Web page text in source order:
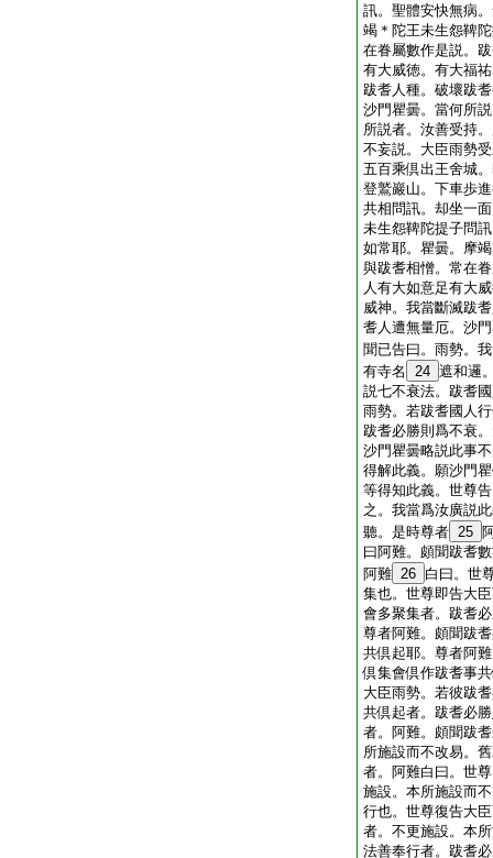
訊。聖體安快無病
竭＊陀王未生怨鞞
在眷屬數作是説。
有大威徳。有大福
跋耆人種。破壞跋
沙門瞿曇。當何所
所説者。汝善受持
不妄説。大臣雨勢
五百乘倶出王舍城
登鷲巖山。下車歩
共相問訊。却坐一
未生怨鞞陀提子問
如常耶。瞿曇。摩
與跋耆相憎。常在
人有大如意足有大
威神。我當斷滅跋
耆人遭無量厄。沙
聞已告曰。雨勢。
有寺名
24 遮和邏
説七不衰法。跋耆
雨勢。若跋耆國人
跋耆必勝則爲不衰
沙門瞿曇略説此事
得解此義。願沙門
等得知此義。世尊
之。我當爲汝廣説
聽。是時尊者 25
曰阿難。頗聞跋耆
阿難 26 白曰。世
集也。世尊即告大
會多聚集者。跋耆
尊者阿難。頗聞跋
共倶起耶。尊者阿
倶集會倶作跋耆事
大臣雨勢。若彼跋
共倶起者。跋耆必
者。阿難。頗聞跋
所施設而不改易。
者。阿難白曰。世
施設。本所施設而
行也。世尊復告大
者。不更施設。本
法善奉行者。跋耆